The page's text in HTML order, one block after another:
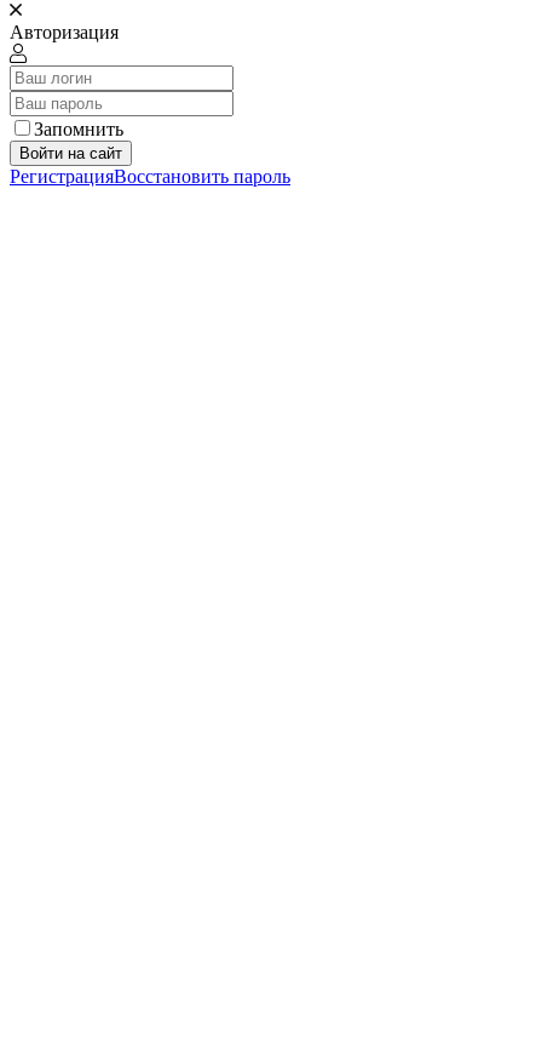
Авторизация
Запомнить
Войти на сайт
РегистрацияВосстановить пароль